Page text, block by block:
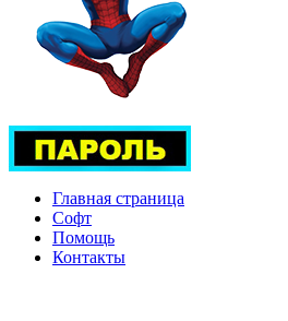
Главная страница
Софт
Помощь
Контакты